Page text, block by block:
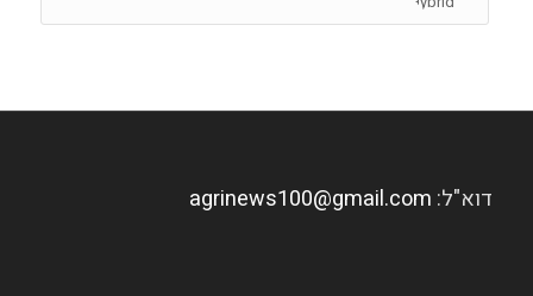
דוא"ל: agrinews100@gmail.com